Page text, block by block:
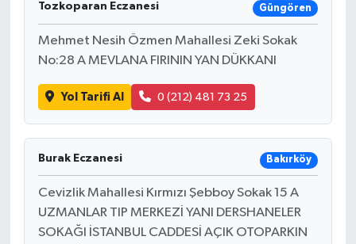
Tozkoparan Eczanesi Güngören
Mehmet Nesih Özmen Mahallesi Zeki Sokak
No:28 A MEVLANA FIRININ YAN DÜKKANI
Yol Tarifi Al 0 (212) 481 73 25
Burak Eczanesi Bakırköy
Cevizlik Mahallesi Kırmızı Şebboy Sokak 15 A
UZMANLAR TIP MERKEZİ YANI DERSHANELER
SOKAĞI İSTANBUL CADDESİ AÇIK OTOPARKIN